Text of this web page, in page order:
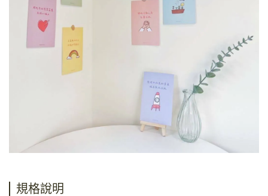
規格說明